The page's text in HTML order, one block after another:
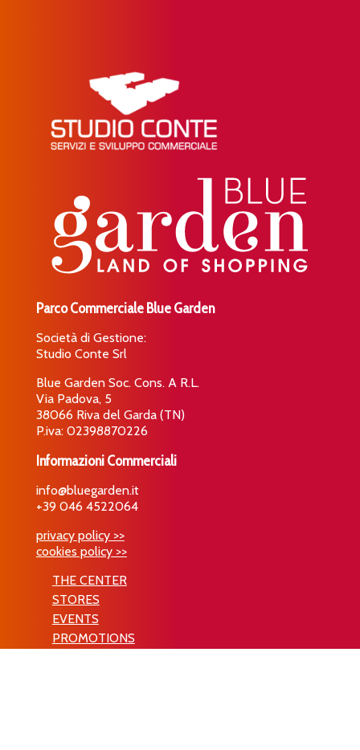
Parco Commerciale Blue Garden
Società di Gestione:
Studio Conte Srl
Blue Garden Soc. Cons. A R.L.
Via Padova, 5
38066 Riva del Garda (TN)
P.iva: 02398870226
Informazioni Commerciali
info@bluegarden.it
+39 046 4522064
privacy policy >>
cookies policy >>
THE CENTER
STORES
EVENTS
PROMOTIONS